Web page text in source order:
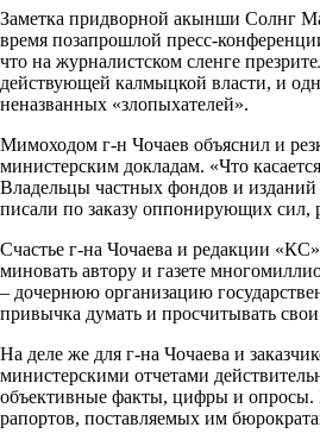
Заметка придворной акынши Солнг
время позапрошлой пресс-
что на журналистском сленге
действующей калмыцкой власти, и
неназванных «злопыхателей».
Мимоходом г-н Чочаев объяснил и
министерским докладам. «Что
Владельцы частных фондов и
писали по заказу оппонирующих сил,
Счастье г-на Чочаева и редакции
миновать автору и газете
– дочернюю организацию
привычка думать и просчитывать
На деле же для г-на Чочаева и
министерскими отчетами
объективные факты, цифры и опросы.
рапортов, поставляемых им